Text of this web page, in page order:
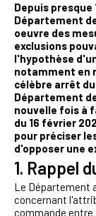
Depuis presque
Département
oeuvre des
exclusions
l'hypothèse
notamment en
célèbre arrêt du
Département
nouvelle fois à
du 16 février
pour préciser
d'opposer une
1. Rappel
Le Département
concernant
commande entre